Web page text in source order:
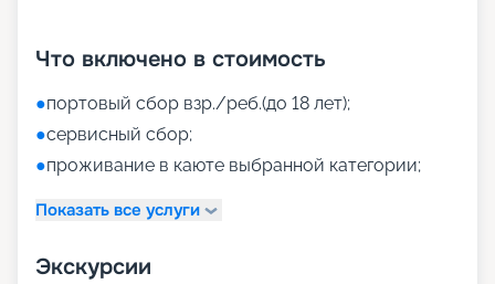
Что включено в стоимость
●портовый сбор взр./реб.(до 18 лет);
●сервисный сбор;
●проживание в каюте выбранной категории;
Показать все услуги
Экскурсии